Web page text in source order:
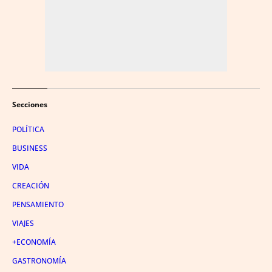
Secciones
POLÍTICA
BUSINESS
VIDA
CREACIÓN
PENSAMIENTO
VIAJES
+ECONOMÍA
GASTRONOMÍA